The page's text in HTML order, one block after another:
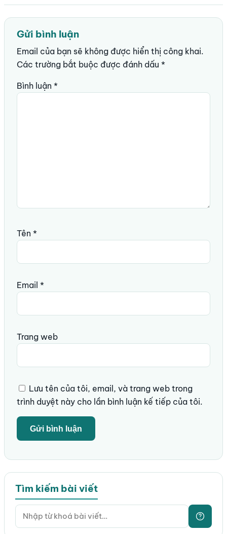
Gửi bình luận
Email của bạn sẽ không được hiển thị công khai.
Các trường bắt buộc được đánh dấu *
Bình luận *
Tên *
Email *
Trang web
Lưu tên của tôi, email, và trang web trong
trình duyệt này cho lần bình luận kế tiếp của tôi.
Tìm kiếm bài viết